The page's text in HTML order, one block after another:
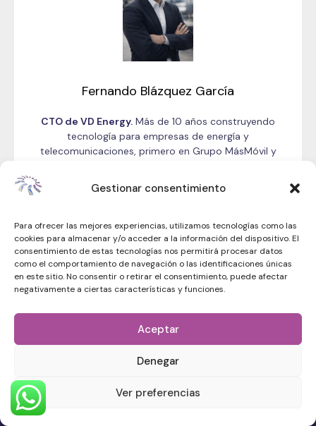
Gestionar consentimiento
Para ofrecer las mejores experiencias, utilizamos tecnologías como las
cookies para almacenar y/o acceder a la información del dispositivo. El
consentimiento de estas tecnologías nos permitirá procesar datos
como el comportamiento de navegación o las identificaciones únicas
en este sitio. No consentir o retirar el consentimiento, puede afectar
negativamente a ciertas características y funciones.
Aceptar
Denegar
Ver preferencias
Fernando Blázquez García
CTO de VD Energy. Más de 10 años construyendo
tecnología para empresas de energía y
telecomunicaciones, primero en Grupo MásMóvil y
funcionan estas compañías por dentro, y eso me
no solo con teoría.